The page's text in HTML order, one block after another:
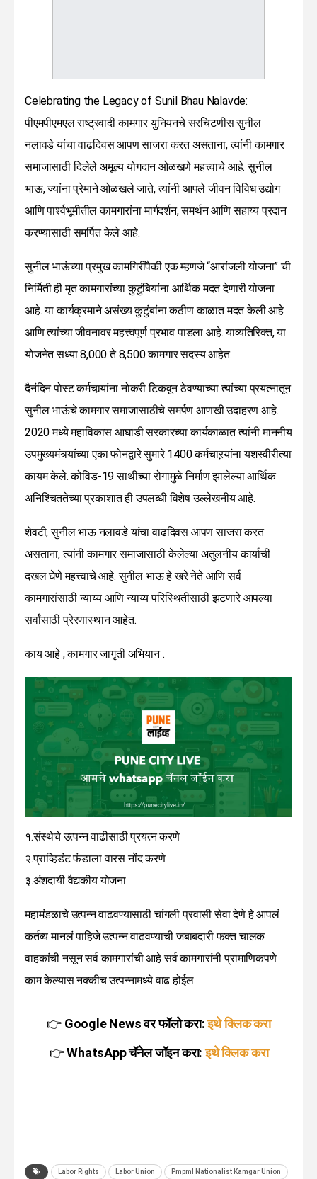
Celebrating the Legacy of Sunil Bhau Nalavde:
पीएमपीएमएल राष्ट्रवादी कामगार युनियनचे सरचिटणीस सुनील
नलावडे यांचा वाढदिवस आपण साजरा करत असताना, त्यांनी कामगार
समाजासाठी दिलेले अमूल्य योगदान ओळखणे महत्त्वाचे आहे. सुनील
भाऊ, ज्यांना प्रेमाने ओळखले जाते, त्यांनी आपले जीवन विविध उद्योग
आणि पार्श्वभूमीतील कामगारांना मार्गदर्शन, समर्थन आणि सहाय्य प्रदान
करण्यासाठी समर्पित केले आहे.
सुनील भाऊंच्या प्रमुख कामगिरींपैकी एक म्हणजे “आरांजली योजना” ची
निर्मिती ही मृत कामगारांच्या कुटुंबियांना आर्थिक मदत देणारी योजना
आहे. या कार्यक्रमाने असंख्य कुटुंबांना कठीण काळात मदत केली आहे
आणि त्यांच्या जीवनावर महत्त्वपूर्ण प्रभाव पाडला आहे. याव्यतिरिक्त, या
योजनेत सध्या 8,000 ते 8,500 कामगार सदस्य आहेत.
दैनंदिन पोस्ट कर्मचार्‍यांना नोकरी टिकवून ठेवण्याच्या त्यांच्या प्रयत्नातून
सुनील भाऊंचे कामगार समाजासाठीचे समर्पण आणखी उदाहरण आहे.
2020 मध्ये महाविकास आघाडी सरकारच्या कार्यकाळात त्यांनी माननीय
उपमुख्यमंत्र्यांच्या एका फोनद्वारे सुमारे 1400 कर्मचाऱयांना यशस्वीरीत्या
कायम केले. कोविड-19 साथीच्या रोगामुळे निर्माण झालेल्या आर्थिक
अनिश्चिततेच्या प्रकाशात ही उपलब्धी विशेष उल्लेखनीय आहे.
शेवटी, सुनील भाऊ नलावडे यांचा वाढदिवस आपण साजरा करत
असताना, त्यांनी कामगार समाजासाठी केलेल्या अतुलनीय कार्याची
दखल घेणे महत्त्वाचे आहे. सुनील भाऊ हे खरे नेते आणि सर्व
कामगारांसाठी न्याय्य आणि न्याय्य परिस्थितीसाठी झटणारे आपल्या
सर्वांसाठी प्रेरणास्थान आहेत.
काय आहे , कामगार जागृती अभियान .
१.स़ंस्थेचे उत्पन्न वाढीसाठी प्रयत्न करणे
२.प्राव्हिडंट फंडाला वारस नोंद करणे
३.अंशदायी वैद्यकीय योजना
महामंडळाचे उत्पन्न वाढवण्यासाठी चांगली प्रवासी सेवा देणे हे आपलं
कर्तव्य मानलं पाहिजे उत्पन्न वाढवण्याची जबाबदारी फक्त चालक
वाहकांची नसून सर्व कामगारांची आहे सर्व कामगारांनी प्रामाणिकपणे
काम केल्यास नक्कीच उत्पन्नामध्ये वाढ होईल
👉 Google News वर फॉलो करा: इथे क्लिक करा
👉WhatsApp चॅनेल जॉइन करा: इथे क्लिक करा
Labor Rights Labor Union Pmpml Nationalist Kamgar Union